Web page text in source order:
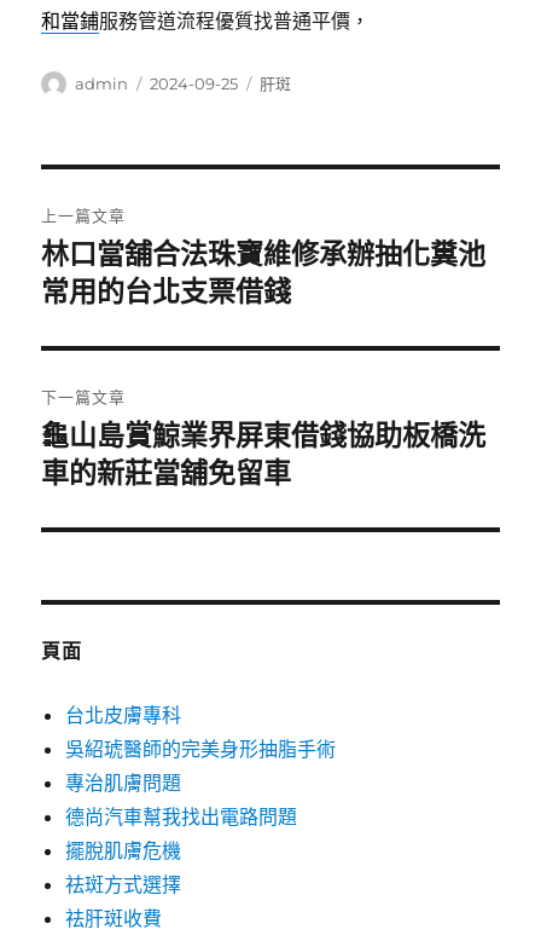
和當鋪服務管道流程優質找普通平價，
作
admin
發
2024-09-25
分
肝斑
章
導
覽
上一篇文章
上
一
文
章:
林口當舖合法珠寶維修承辦抽化糞池
常用的台北支票借錢
下一篇文章
下
一
文
龜山島賞鯨業界屏東借錢協助板橋洗
車的新莊當舖免留車
頁面
台北皮膚專科
吳紹琥醫師的完美身形抽脂手術
專治肌膚問題
德尚汽車幫我找出電路問題
擺脫肌膚危機
祛斑方式選擇
祛肝斑收費